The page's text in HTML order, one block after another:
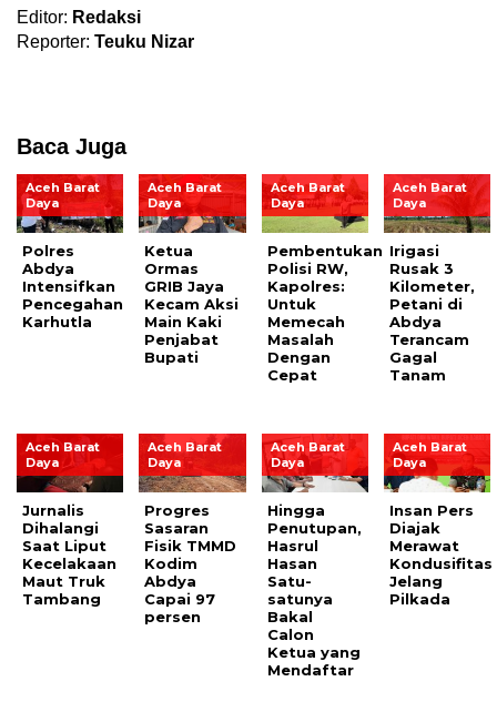
Editor: Redaksi
Reporter: Teuku Nizar
Baca Juga
Aceh Barat
Daya
Polres
Abdya
Intensifkan
Pencegahan
Karhutla
Aceh Barat
Daya
Ketua
Ormas
GRIB Jaya
Kecam Aksi
Main Kaki
Penjabat
Bupati
Aceh Barat
Daya
Pembentukan
Polisi RW,
Kapolres:
Untuk
Memecah
Masalah
Dengan
Cepat
Aceh Barat
Daya
Irigasi
Rusak 3
Kilometer,
Petani di
Abdya
Terancam
Gagal
Tanam
Aceh Barat
Daya
Jurnalis
Dihalangi
Saat Liput
Kecelakaan
Maut Truk
Tambang
Aceh Barat
Daya
Progres
Sasaran
Fisik TMMD
Kodim
Abdya
Capai 97
persen
Aceh Barat
Daya
Hingga
Penutupan,
Hasrul
Hasan
Satu-
satunya
Bakal
Calon
Ketua yang
Mendaftar
Aceh Barat
Daya
Insan Pers
Diajak
Merawat
Kondusifitas
Jelang
Pilkada